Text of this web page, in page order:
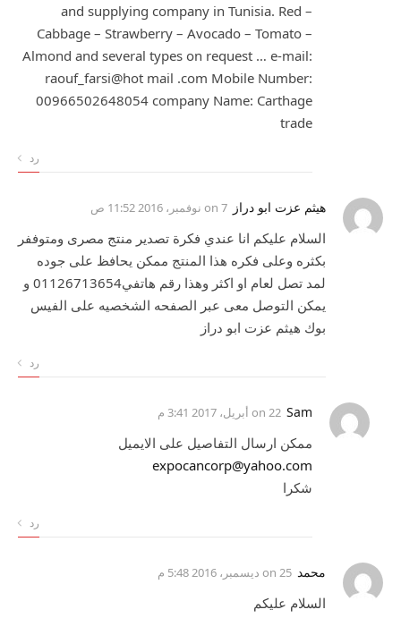
and supplying company in Tunisia. Red –
Cabbage – Strawberry – Avocado – Tomato –
Almond and several types on request … e-mail:
raouf_farsi@hot mail .com Mobile Number:
00966502648054 company Name: Carthage
trade
رد
هيثم عزت ابو دراز 7 نوفمبر، 2016 11:52 ص
السلام عليكم انا عندي فكرة تصدير منتج مصرى ومتوففر
بكثره وعلى فكره هذا المنتج ممكن يحافظ على جوده
لمد تصل لعام او اكثر وهذا رقم هاتفي01126713654 و
يمكن التوصل معى عبر الصفحه الشخصيه على الفيس
بوك هيثم عزت ابو دراز
رد
Sam 22 أبريل، 2017 3:41 م
ممكن ارسال التفاصيل على الايميل
expocancorp@yahoo.com
شكرا
رد
محمد 25 ديسمبر، 2016 5:48 م
السلام عليكم